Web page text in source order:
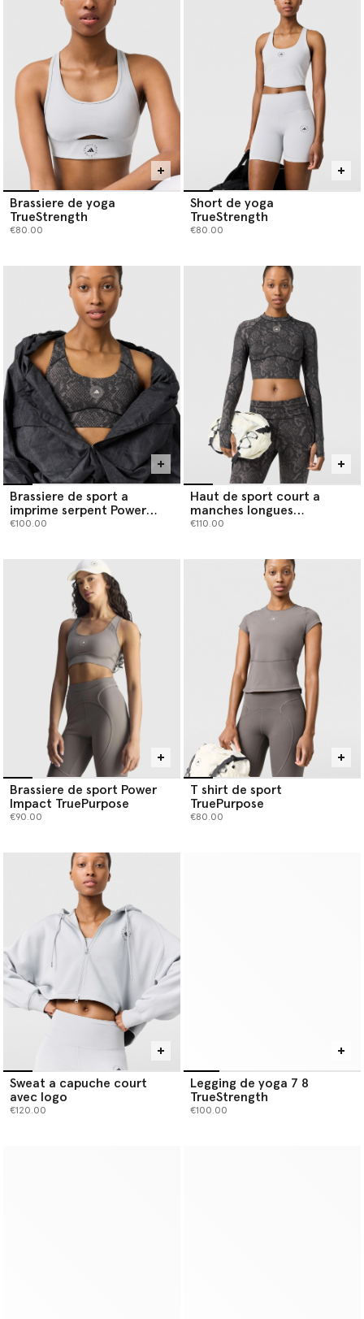
Brassiere de yoga
TrueStrength
€80.00
Short de yoga
TrueStrength
€80.00
Brassiere de sport a
imprime serpent Power
Impact TruePurpose
€100.00
Haut de sport court a
manches longues
TruePurpose
€110.00
Brassiere de sport Power
Impact TruePurpose
€90.00
T shirt de sport
TruePurpose
€80.00
Sweat a capuche court
avec logo
€120.00
Legging de yoga 7 8
TrueStrength
€100.00